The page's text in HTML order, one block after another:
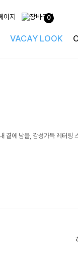
0
VACAY LOOK
곁에 남을, 감성가득 레터링